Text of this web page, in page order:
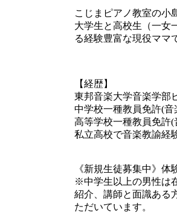
こじまピアノ教室の小
大学生と高校生（一女
る経験豊富な現役ママ
【経歴】
東邦音楽大学音楽学部
中学校一種教員免許(音
高等学校一種教員免許(
私立高校で音楽教諭経
《新規生徒募集中》体
※中学生以上の男性は
紹介、講師と面識ある
ただいています。